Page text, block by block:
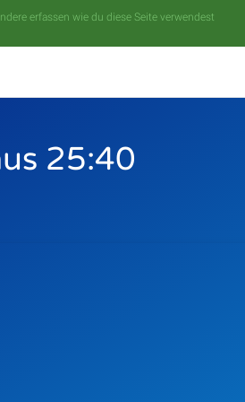
erfassen wie du diese Seite verwendest
25:40